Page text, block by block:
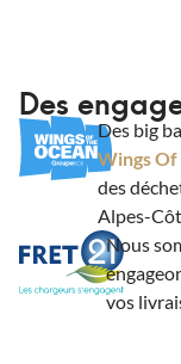
Des
Des big
Wings Of
des
Alpes-
Nous
vos